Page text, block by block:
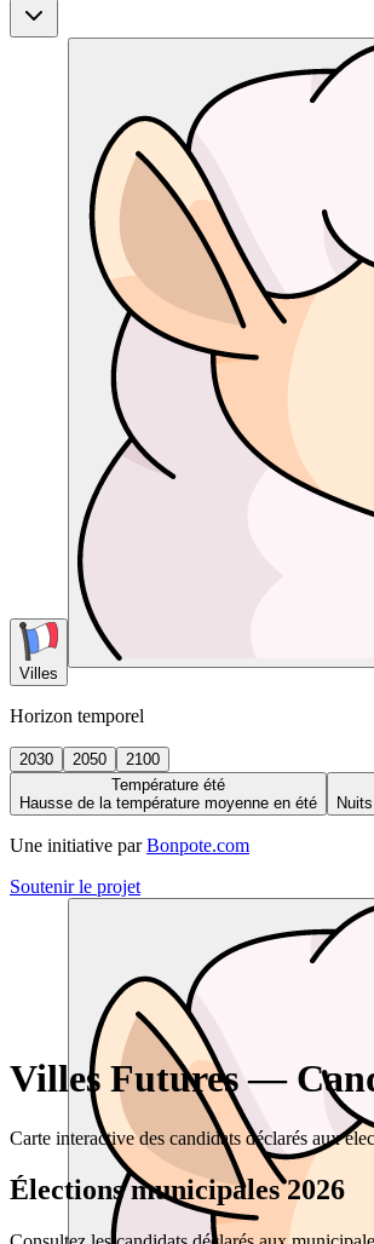
Villes
Horizon temporel
2030 2050
2100
Température été
Hausse de la température moyenne en été
Une initiative par Bonpote.com
Soutenir le projet
Villes Futures —
Carte interactive des candidats déclarés aux
Élections municipales 2026